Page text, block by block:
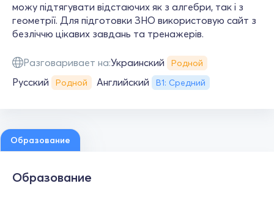
можу підтягувати відстаючих як з алгебри, так і з
геометрії. Для підготовки ЗНО використовую сайт з
безліччю цікавих завдань та тренажерів.
Разговаривает на:Украинский Родной
Русский Родной Английский В1: Средний
Образование
Образование